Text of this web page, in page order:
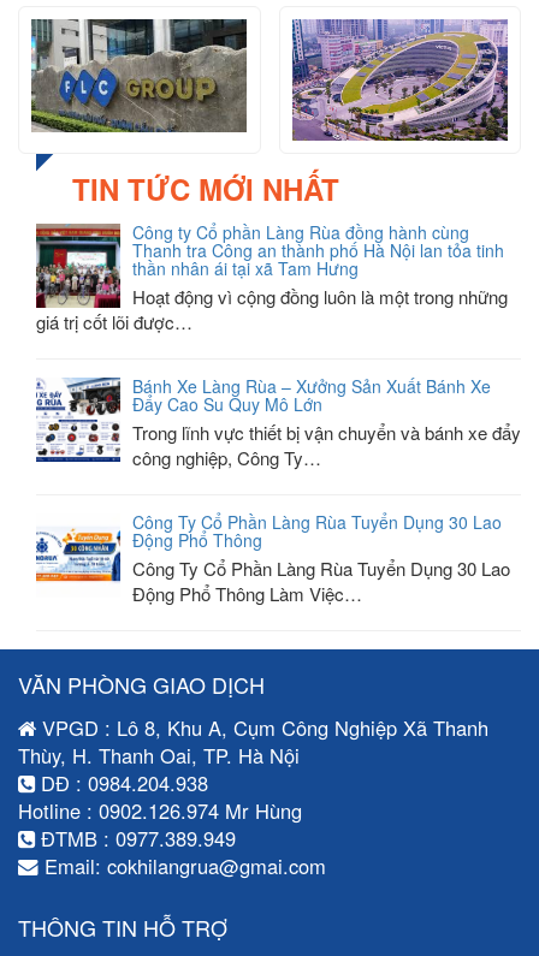
TIN TỨC MỚI NHẤT
Công ty Cổ phần Làng Rùa đồng hành cùng
Thanh tra Công an thành phố Hà Nội lan tỏa tinh
thần nhân ái tại xã Tam Hưng
Hoạt động vì cộng đồng luôn là một trong những
giá trị cốt lõi được…
Bánh Xe Làng Rùa – Xưởng Sản Xuất Bánh Xe
Đẩy Cao Su Quy Mô Lớn
Trong lĩnh vực thiết bị vận chuyển và bánh xe đẩy
công nghiệp, Công Ty…
Công Ty Cổ Phần Làng Rùa Tuyển Dụng 30 Lao
Động Phổ Thông
Công Ty Cổ Phần Làng Rùa Tuyển Dụng 30 Lao
Động Phổ Thông Làm Việc…
VĂN PHÒNG GIAO DỊCH
VPGD : Lô 8, Khu A, Cụm Công Nghiệp Xã Thanh
Thùy, H. Thanh Oai, TP. Hà Nội
DĐ : 0984.204.938
Hotline : 0902.126.974 Mr Hùng
ĐTMB : 0977.389.949
Email: cokhilangrua@gmai.com
THÔNG TIN HỖ TRỢ